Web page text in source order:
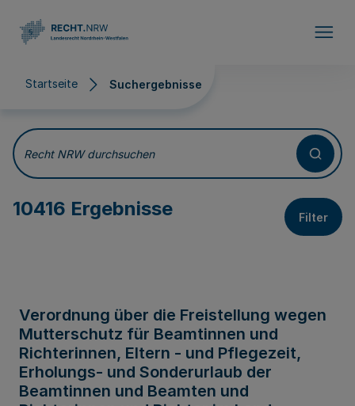
Startseite Suchergebnisse
Suchergebnisse
Recht NRW durchsuchen
10416 Ergebnisse Filter
Verordnung über die Freistellung wegen
Mutterschutz für Beamtinnen und
Richterinnen, Eltern - und Pflegezeit,
Erholungs- und Sonderurlaub der
Beamtinnen und Beamten und